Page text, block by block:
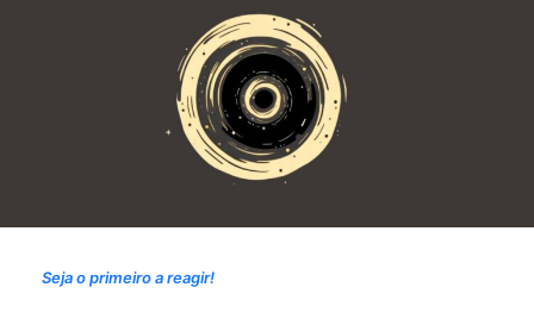
Seja o primeiro a reagir!